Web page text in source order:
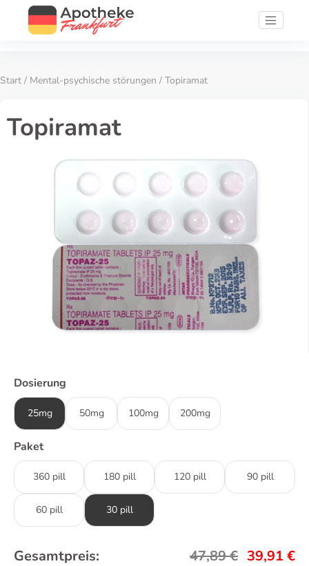
Start / Mental-psychische störungen / Topiramat
Topiramat
Dosierung
25mg 50mg 100mg 200mg
Paket
360 pill 180 pill 120 pill 90 pill
60 pill 30 pill
Gesamtpreis: 47,89€ 39,91 €